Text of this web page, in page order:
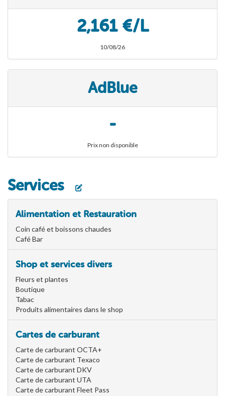
2,161 €/L
10/08/26
AdBlue
-
Prix non disponible
Services
Alimentation et Restauration
Coin café et boissons chaudes
Café Bar
Shop et services divers
Fleurs et plantes
Boutique
Tabac
Produits alimentaires dans le shop
Cartes de carburant
Carte de carburant OCTA+
Carte de carburant Texaco
Carte de carburant DKV
Carte de carburant UTA
Carte de carburant Fleet Pass